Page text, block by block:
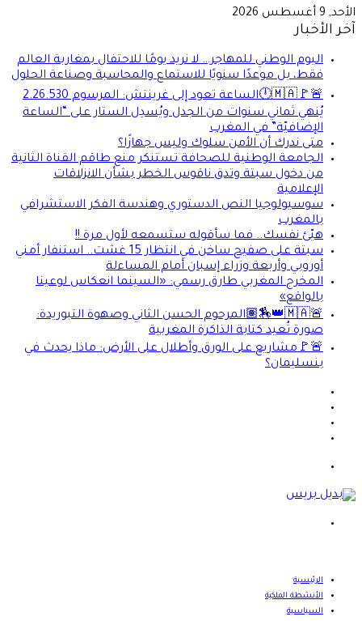
الأحد, 9 أغسطس 2026
آخر الأخبار
اليوم الوطني للمهاجر… لا نريد يومًا للاحتفال بمغاربة العالم
فقط، بل موعدًا سنويًا للاستماع والمحاسبة وصناعة الحلول
🚨🚩🇲🇦🕛الساعة تعود إلى غرينتش: المرسوم 2.26.530
يُنهي ثماني سنوات من الجدل ويُسدِل الستار على “الساعة
الإضافيّة” في المغرب
متى ندرك أن الأمن سلوك وليس جهازًا؟
الجامعة الوطنية للصحافة تستنكر منع طاقم القناة الثانية
من دخول سبتة وتدق ناقوس الخطر بشأن الانزلاقات
الإعلامية
سوسيولوجيا النص الدستوري وهندسة الفكر الاستشرافي
بالمغرب
هيّئ نفسك.. فما سأقوله ستسمعه لأول مرة !!
سبتة على صفيح ساخن في انتظار 15 غشت.. استنفار أمني
أوروبي وأربعة وزراء إسبان أمام المساءلة
المخرج المغربي طارق رسمي: «السينما انعكاس لوعينا
بالواقع»
🚨🇲🇦👑🏇🏽المرحوم الحسن الثاني وصهوة التبوريدة:
صورة تُعيد كتابة الذاكرة المغربية
🚨🚩مشاريع على الورق وأطلال على الأرض: ماذا يحدث في
بنسليمان؟
الرئيسية
الأنشطة الملكية
السياسية